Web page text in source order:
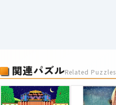
関連パズルRelated Puzzles